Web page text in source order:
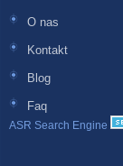
O nas
Kontakt
Blog
Faq
ASR Search Engine